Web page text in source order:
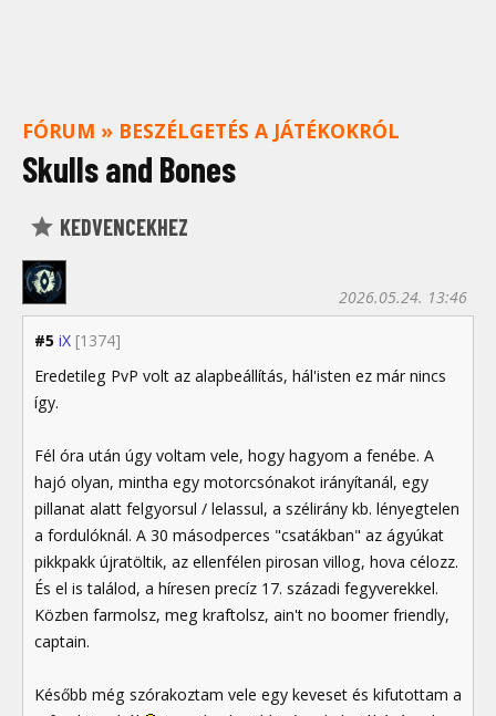
FÓRUM » BESZÉLGETÉS A JÁTÉKOKRÓL
Skulls and Bones
KEDVENCEKHEZ
#5 iX [1374]
2026.05.24. 13:46
Eredetileg PvP volt az alapbeállítás, hál'isten ez már nincs
így.
Fél óra után úgy voltam vele, hogy hagyom a fenébe. A
hajó olyan, mintha egy motorcsónakot irányítanál, egy
pillanat alatt felgyorsul / lelassul, a szélirány kb. lényegtelen
a fordulóknál. A 30 másodperces "csatákban" az ágyúkat
pikkpakk újratöltik, az ellenfélen pirosan villog, hova célozz.
És el is találod, a híresen precíz 17. századi fegyverekkel.
Közben farmolsz, meg kraftolsz, ain't no boomer friendly,
captain.
Később még szórakoztam vele egy keveset és kifutottam a